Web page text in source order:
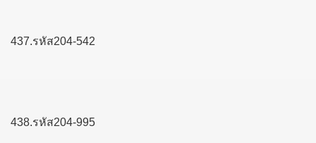
437.รหัส204-542
438.รหัส204-995